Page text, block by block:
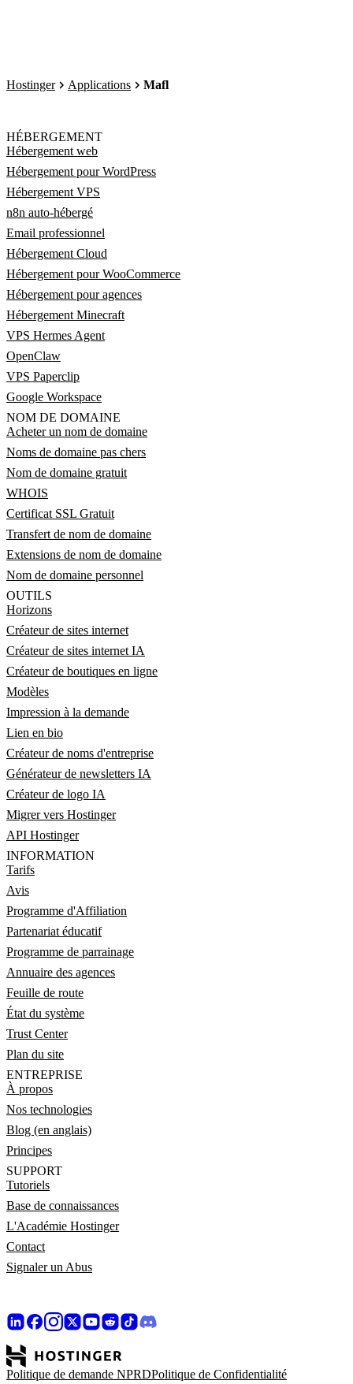
Hostinger Applications Mafl
HÉBERGEMENT
Hébergement web
Hébergement pour WordPress
Hébergement VPS
n8n auto-hébergé
Email professionnel
Hébergement Cloud
Hébergement pour WooCommerce
Hébergement pour agences
Hébergement Minecraft
VPS Hermes Agent
OpenClaw
VPS Paperclip
Google Workspace
NOM DE DOMAINE
Acheter un nom de domaine
Noms de domaine pas chers
Nom de domaine gratuit
WHOIS
Certificat SSL Gratuit
Transfert de nom de domaine
Extensions de nom de domaine
Nom de domaine personnel
OUTILS
Horizons
Créateur de sites internet
Créateur de sites internet IA
Créateur de boutiques en ligne
Modèles
Impression à la demande
Lien en bio
Créateur de noms d'entreprise
Générateur de newsletters IA
Créateur de logo IA
Migrer vers Hostinger
API Hostinger
INFORMATION
Tarifs
Avis
Programme d'Affiliation
Partenariat éducatif
Programme de parrainage
Annuaire des agences
Feuille de route
État du système
Trust Center
Plan du site
ENTREPRISE
À propos
Nos technologies
Blog (en anglais)
Principes
SUPPORT
Tutoriels
Base de connaissances
L'Académie Hostinger
Contact
Signaler un Abus
Politique de demande NPRDPolitique de Confidentialité